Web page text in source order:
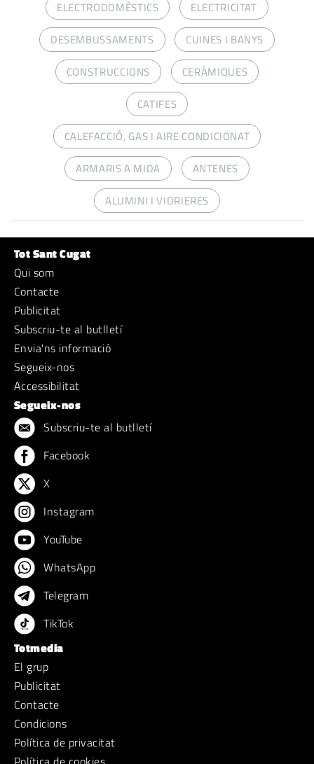
ELECTRODOMÈSTICS
ELECTRICITAT
DESEMBUSSAMENTS
CUINES I BANYS
CONSTRUCCIONS
CERÀMIQUES
CATIFES
CALEFACCIÓ, GAS I AIRE CONDICIONAT
ARMARIS A MIDA
ANTENES
ALUMINI I VIDRIERES
Tot Sant Cugat
Qui som
Contacte
Publicitat
Subscriu-te al butlletí
Envia'ns informació
Segueix-nos
Accessibilitat
Segueix-nos
Subscriu-te al butlletí
Facebook
X
Instagram
YouTube
WhatsApp
Telegram
TikTok
Totmedia
El grup
Publicitat
Contacte
Condicions
Política de privacitat